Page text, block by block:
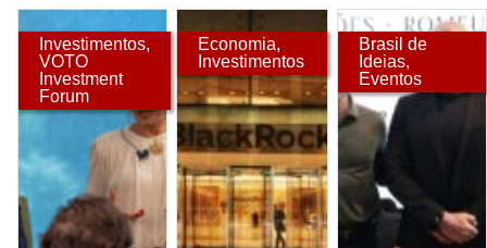
Investimentos,
VOTO
Investment
Forum
Economia,
Investimentos
Brasil de
Ideias,
Eventos